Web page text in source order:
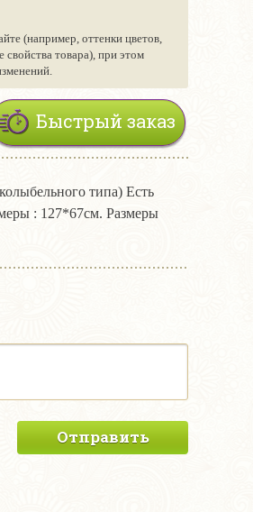
(например, оттенки цветов,
свойства товара), при этом
Быстрый заказ
типа) Есть
: 127*67см. Размеры
Отправить